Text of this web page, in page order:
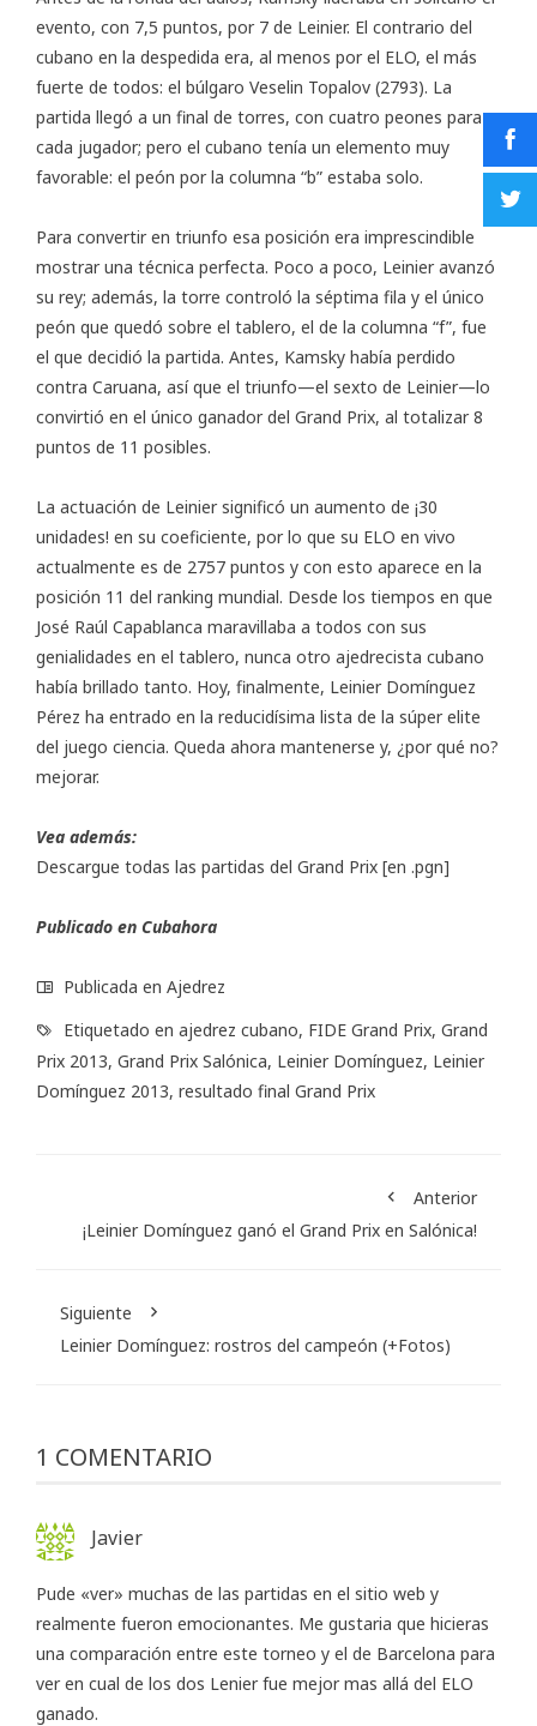
evento, con 7,5 puntos, por 7 de Leinier. El contrario del
cubano en la despedida era, al menos por el ELO, el más
fuerte de todos: el búlgaro Veselin Topalov (2793). La
partida llegó a un final de torres, con cuatro peones para
cada jugador; pero el cubano tenía un elemento muy
favorable: el peón por la columna “b” estaba solo.
Para convertir en triunfo esa posición era imprescindible
mostrar una técnica perfecta. Poco a poco, Leinier avanzó
su rey; además, la torre controló la séptima fila y el único
peón que quedó sobre el tablero, el de la columna “f”, fue
el que decidió la partida. Antes, Kamsky había perdido
contra Caruana, así que el triunfo—el sexto de Leinier—lo
convirtió en el único ganador del Grand Prix, al totalizar 8
puntos de 11 posibles.
La actuación de Leinier significó un aumento de ¡30
unidades! en su coeficiente, por lo que su ELO en vivo
actualmente es de 2757 puntos y con esto aparece en la
posición 11 del ranking mundial. Desde los tiempos en que
José Raúl Capablanca maravillaba a todos con sus
genialidades en el tablero, nunca otro ajedrecista cubano
había brillado tanto. Hoy, finalmente, Leinier Domínguez
Pérez ha entrado en la reducidísima lista de la súper elite
del juego ciencia. Queda ahora mantenerse y, ¿por qué no?
mejorar.
Vea además:
Descargue todas las partidas del Grand Prix [en .pgn]
Publicado en Cubahora
Publicada en Ajedrez
Etiquetado en ajedrez cubano, FIDE Grand Prix, Grand
Prix 2013, Grand Prix Salónica, Leinier Domínguez, Leinier
Domínguez 2013, resultado final Grand Prix
Anterior
¡Leinier Domínguez ganó el Grand Prix en Salónica!
Siguiente
Leinier Domínguez: rostros del campeón (+Fotos)
1 COMENTARIO
Javier
Pude «ver» muchas de las partidas en el sitio web y
realmente fueron emocionantes. Me gustaria que hicieras
una comparación entre este torneo y el de Barcelona para
ver en cual de los dos Lenier fue mejor mas allá del ELO
ganado.